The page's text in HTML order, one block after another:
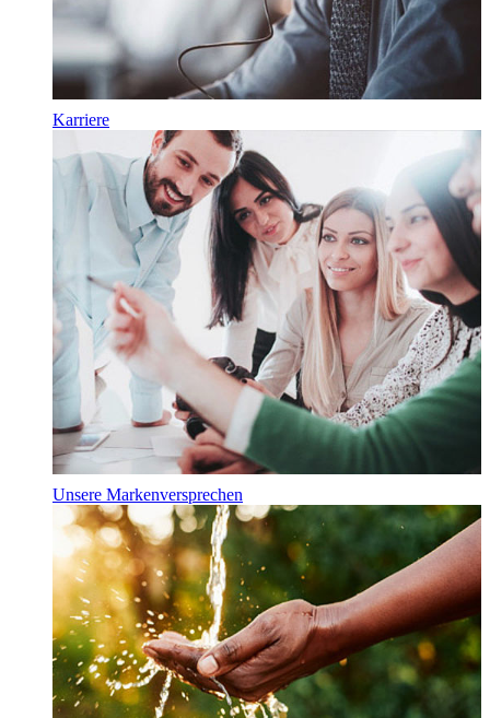
Karriere
Unsere Markenversprechen